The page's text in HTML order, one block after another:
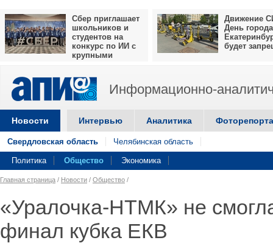
Сбер приглашает
школьников и
студентов на
конкурс по ИИ с
крупными
Движение
День города
будет
Информационно-
Новости Интервью Аналитика
Свердловская область Челябинская область
Политика Общество Экономика
Главная страница / Новости / Общество /
«Уралочка-НТМК» не
финал кубка ЕКВ